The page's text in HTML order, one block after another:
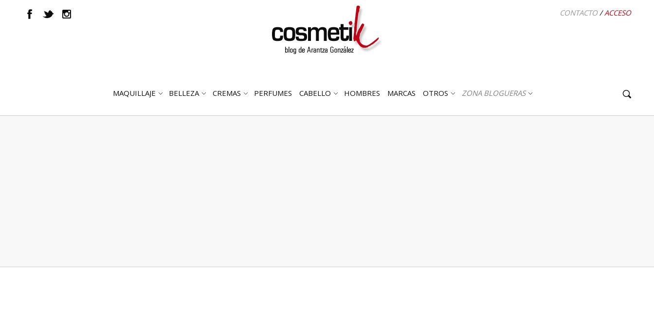
ABRIR
MAQUILLAJE
ABRIR
BELLEZA
ABRIR
CREMAS PERFUMES
ABRIR
CABELLO HOMBRES MARCAS
ABRIR
OTROS ZONA BLOGUERAS
CONTACTO/ACCESO